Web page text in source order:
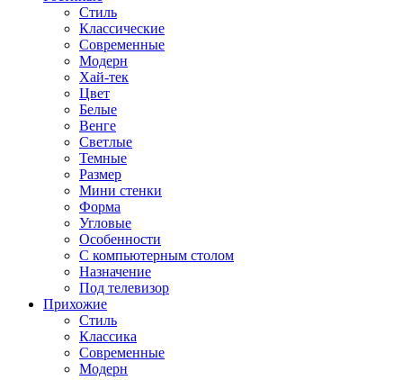
Стиль
Классические
Современные
Модерн
Хай-тек
Цвет
Белые
Венге
Светлые
Темные
Размер
Мини стенки
Форма
Угловые
Особенности
С компьютерным столом
Назначение
Под телевизор
Прихожие
Стиль
Классика
Современные
Модерн